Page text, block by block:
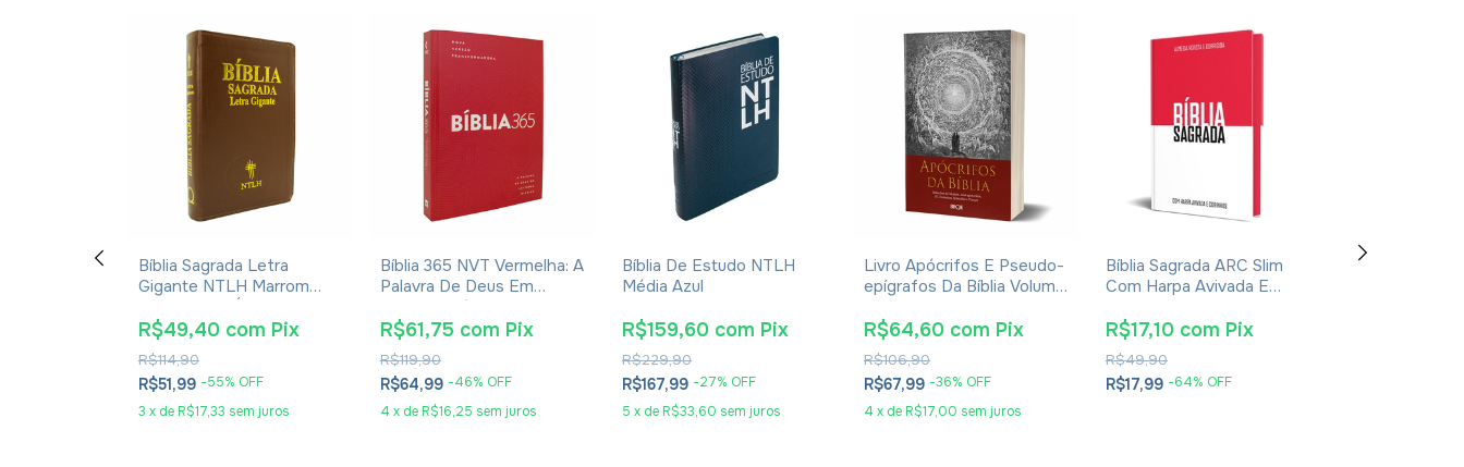
Bíblia Sagrada Letra
Gigante NTLH Marrom
R$51,99 -55% OFF
3 x de R$17,33 sem juros
R$114,90
R$49,40 com Pix
Bíblia 365 NVT Vermelha: A
Palavra De Deus Em
Leituras Diárias
R$64,99 -46% OFF
4 x de R$16,25 sem juros
R$119,90
R$61,75 com Pix
Bíblia De Estudo NTLH
Média Azul
R$167,99 -27% OFF
5 x de R$33,60 sem juros
R$229,90
R$159,60 com Pix
Livro Apócrifos E Pseudo-
epígrafos Da Bíblia Volume
R$67,99 -36% OFF
4 x de R$17,00 sem juros
R$106,90
R$64,60 com Pix
Bíblia Sagrada ARC Slim
Com Harpa Avivada E
Tricolor
R$17,99 -64% OFF
R$49,90
R$17,10 com Pix
Bíblia de